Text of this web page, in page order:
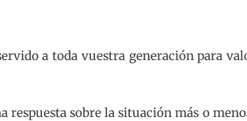
a toda vuestra generación para
sobre la situación más o